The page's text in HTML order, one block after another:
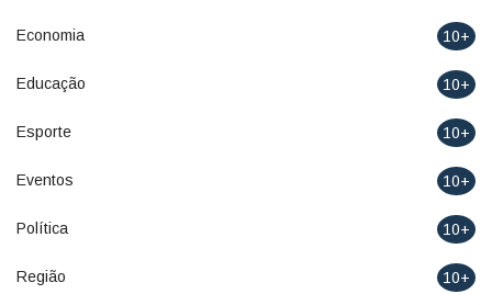
Economia 10+
Educação 10+
Esporte 10+
Eventos 10+
Política 10+
Região 10+